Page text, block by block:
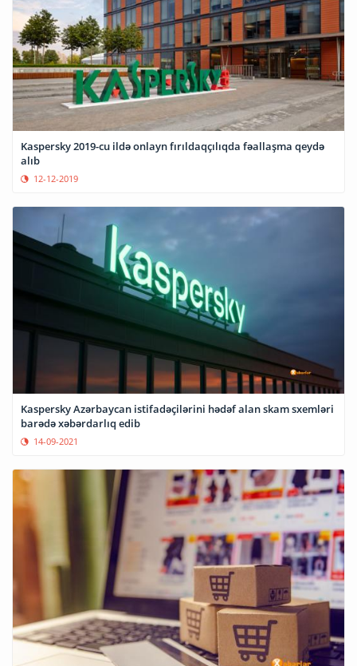
Kaspersky 2019-cu ildə onlayn fırıldaqçılıqda fəallaşma qeydə
alıb
12-12-2019
Kaspersky Azərbaycan istifadəçilərini hədəf alan skam sxemləri
barədə xəbərdarlıq edib
14-09-2021